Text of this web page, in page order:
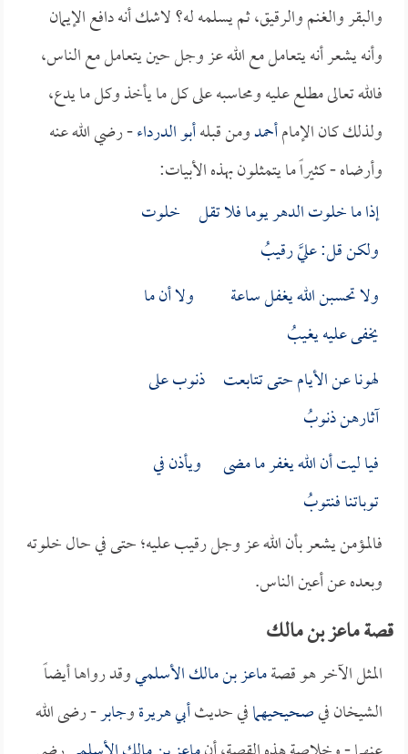
والبقر والغنم والرقيق، ثم يسلمه له؟ لاشك أنه دافع الإيمان
وأنه يشعر أنه يتعامل مع الله عز وجل حين يتعامل مع الناس،
فالله تعالى مطلع عليه ومحاسبه على كل ما يأخذ وكل ما يدع،
ولذلك كان الإمامأحمدومن قبلهأبو الدرداء- رضي الله عنه
وأرضاه - كثيراً ما يتمثلون بهذه الأبيات:
إذا ما خلوت الدهر يوما فلا تقل خلوت
ولكن قل: عليَّ رقيبُ
ولا تحسبن الله يغفل ساعة ولا أن ما
يخفى عليه يغيبُ
لهونا عن الأيام حتى تتابعت ذنوب على
آثارهن ذنوبُ
فيا ليت أن الله يغفر ما مضى ويأذن في
توباتنا فنتوبُ
فالمؤمن يشعر بأن الله عز وجل رقيب عليه؛ حتى في حال خلوته
وبعده عن أعين الناس.
قصة ماعز بن مالك
المثل الآخر هو قصةماعز بن مالك الأسلميوقد رواها أيضاً
الشيخان فيصحيحيهمافي حديثأبي هريرةوجابر- رضى الله